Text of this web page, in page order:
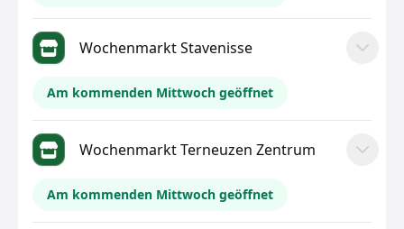
Wochenmarkt Stavenisse
Am kommenden Mittwoch geöffnet
Wochenmarkt Terneuzen Zentrum
Am kommenden Mittwoch geöffnet